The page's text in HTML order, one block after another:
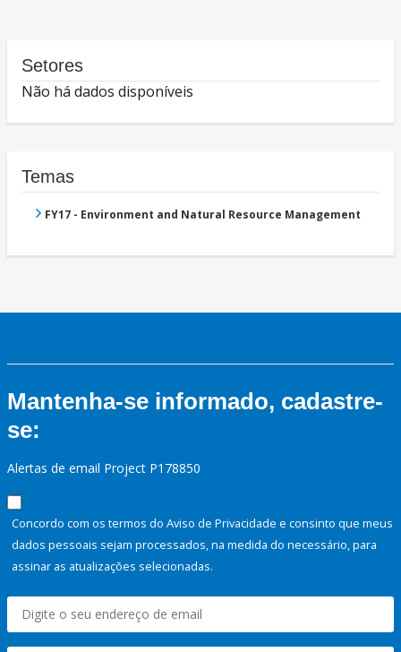
Setores
Não há dados disponíveis
Temas
FY17 - Environment and Natural Resource Management
Mantenha-se informado, cadastre-
se:
Alertas de email Project P178850
Concordo com os termos do Aviso de Privacidade e consinto que meus
dados pessoais sejam processados, na medida do necessário, para
assinar as atualizações selecionadas.